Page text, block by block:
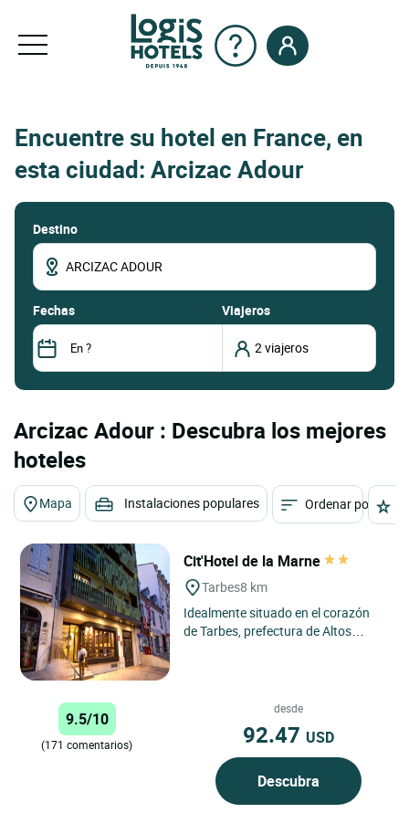
Encuentre su hotel en France, en
esta ciudad: Arcizac Adour
Destino
fechas Viajeros
Arcizac Adour : Descubra los mejores
hoteles
Mapa Instalaciones populares Ordenar por
Cit'Hotel de la Marne
Tarbes8 km
Idealmente situado en el corazón
de Tarbes, prefectura de Altos
9.5/10
(171 comentarios)
desde
92.47 USD
Descubra